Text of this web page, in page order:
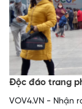
Độc đáo trang
VOV4.VN - Nhận